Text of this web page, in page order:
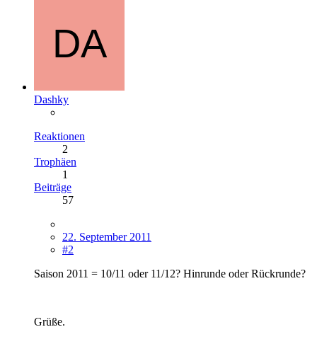
Dashky
Reaktionen
2
Trophäen
1
Beiträge
57
22. September 2011
#2
Saison 2011 = 10/11 oder 11/12? Hinrunde oder Rückrunde?
Grüße.